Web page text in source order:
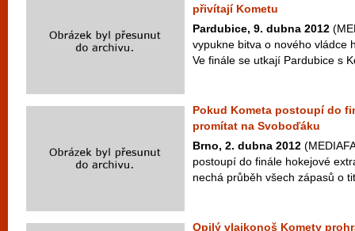
přivítají Kometu
Pardubice, 9. dubna 2012
vypukne bitva o nového vládce
Ve finále se utkají Pardubice s
Pokud Kometa postoupí do
promítat na Svoboďáku
Brno, 2. dubna 2012
postoupí do finále hokejové
nechá průběh všech zápasů o
Opilý vlajkonoš Komety